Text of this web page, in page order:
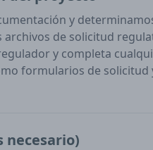
y
archivos de solicitud
y completa
formularios de solicitud
necesario)